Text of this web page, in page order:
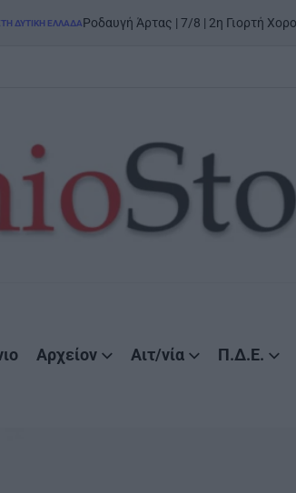
Ροδαυγή Άρτας | 7/8 | 2η Γιορτή Χορού και
Αρχείον Αιτ/νία Π.Δ.Ε.